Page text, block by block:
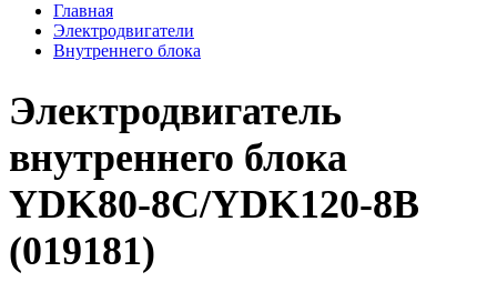
Главная
Электродвигатели
Внутреннего блока
Электродвигатель
внутреннего блока
YDK80-8C/YDK120-8B
(019181)